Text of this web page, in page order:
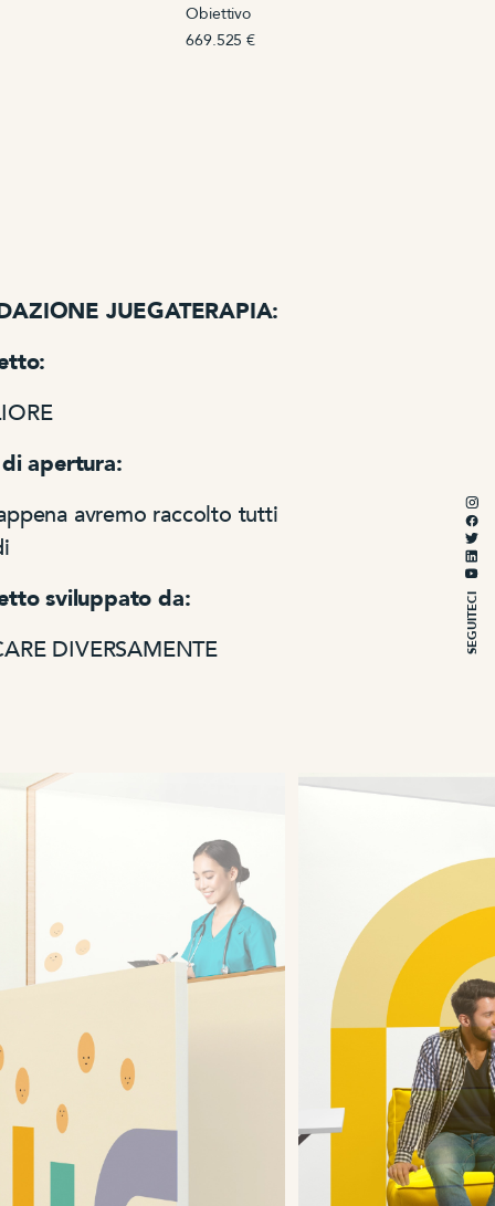
SEGUITECI
Obiettivo
669.525 €
JUEGATERAPIA:
apertura:
avremo raccolto tutti
sviluppato da:
DIVERSAMENTE